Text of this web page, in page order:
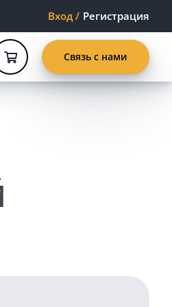
Вход / Регистрация
Связь с нами